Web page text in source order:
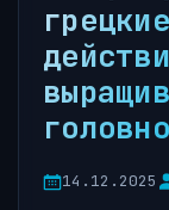
14.12.2025